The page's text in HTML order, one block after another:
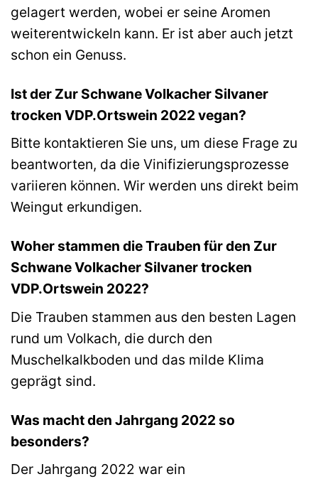
gelagert werden, wobei er seine Aromen
weiterentwickeln kann. Er ist aber auch jetzt
schon ein Genuss.
Ist der Zur Schwane Volkacher Silvaner
trocken VDP.Ortswein 2022 vegan?
Bitte kontaktieren Sie uns, um diese Frage zu
beantworten, da die Vinifizierungsprozesse
variieren können. Wir werden uns direkt beim
Weingut erkundigen.
Woher stammen die Trauben für den Zur
Schwane Volkacher Silvaner trocken
VDP.Ortswein 2022?
Die Trauben stammen aus den besten Lagen
rund um Volkach, die durch den
Muschelkalkboden und das milde Klima
geprägt sind.
Was macht den Jahrgang 2022 so
besonders?
Der Jahrgang 2022 war ein